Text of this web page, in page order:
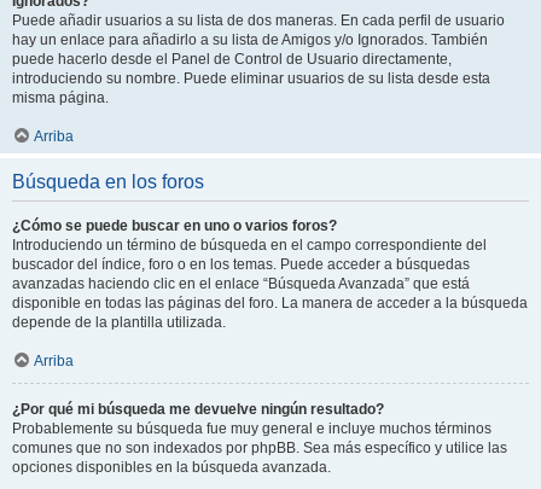
Puede añadir usuarios a su lista de dos maneras. En cada perfil de usuario
hay un enlace para añadirlo a su lista de Amigos y/o Ignorados. También
puede hacerlo desde el Panel de Control de Usuario directamente,
introduciendo su nombre. Puede eliminar usuarios de su lista desde esta
misma página.
Arriba
Búsqueda en los foros
¿Cómo se puede buscar en uno o varios foros?
Introduciendo un término de búsqueda en el campo correspondiente del
buscador del índice, foro o en los temas. Puede acceder a búsquedas
avanzadas haciendo clic en el enlace “Búsqueda Avanzada” que está
disponible en todas las páginas del foro. La manera de acceder a la búsqueda
depende de la plantilla utilizada.
Arriba
¿Por qué mi búsqueda me devuelve ningún resultado?
Probablemente su búsqueda fue muy general e incluye muchos términos
comunes que no son indexados por phpBB. Sea más específico y utilice las
opciones disponibles en la búsqueda avanzada.